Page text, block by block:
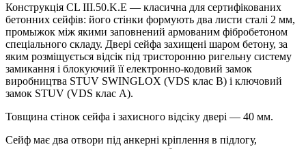
Конструкція CL III.50.K.E — класична для сертифікованих
бетонних сейфів: його стінки формують два листи сталі 2 мм,
промыжок між якими заповнений армованим фібробетоном
спеціального складу. Двері сейфа захищені шаром бетону, за
яким розміщується відсік під тристоронню ригельну систему
замикання і блокуючий її електронно-кодовий замок
виробництва STUV SWINGLOX (VDS клас B) і ключовий
замок STUV (VDS клас A).
Товщина стінок сейфа і захисного відсіку двері — 40 мм.
Сейф має два отвори під анкерні кріплення в підлогу,